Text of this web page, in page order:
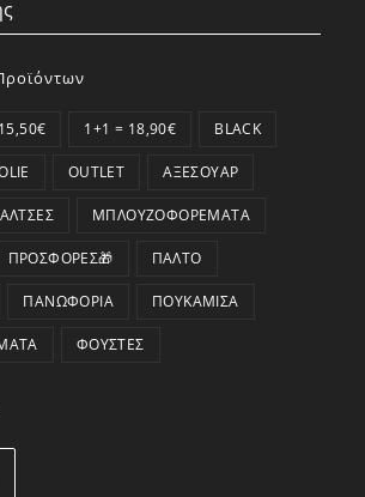
1+1 = 18,90€ BLACK
OUTLET ΑΞΕΣΟΥΆΡ
ΜΠΛΟΥΖΟΦΟΡΈΜΑΤΑ
ΠΡΟΣΦΟΡΕΣ🎁 ΠΑΛΤΌ
ΠΑΝΩΦΌΡΙΑ ΠΟΥΚΆΜΙΣΑ
ΦΟΎΣΤΕΣ